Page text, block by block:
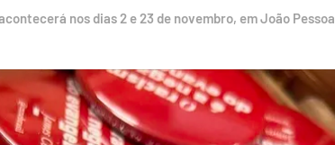
nos dias 2 e 23 de novembro, em João Pessoa